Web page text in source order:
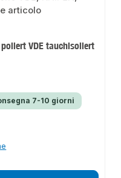
VDE tauchisoliert
7-10 giorni